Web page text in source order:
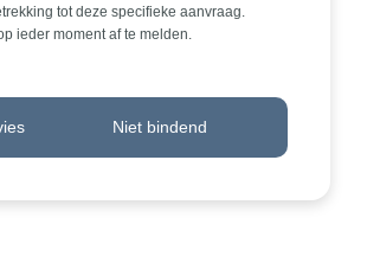
tot deze specifieke aanvraag.
ieder moment af te melden.
Niet bindend